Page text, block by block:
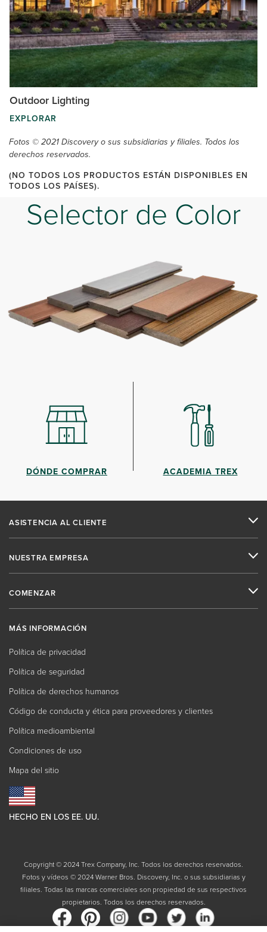
Outdoor Lighting
EXPLORAR
Fotos © 2021 Discovery o sus subsidiarias y filiales. Todos los
derechos reservados.
(NO TODOS LOS PRODUCTOS ESTÁN DISPONIBLES EN
TODOS LOS PAÍSES).
Selector de Color
DÓNDE COMPRAR ACADEMIA TREX
ASISTENCIA AL CLIENTE
NUESTRA EMPRESA
COMENZAR
MÁS INFORMACIÓN
Política de privacidad
Política de seguridad
Política de derechos humanos
Código de conducta y ética para proveedores y clientes
Política medioambiental
Condiciones de uso
Mapa del sitio
HECHO EN LOS EE. UU.
Copyright © 2024 Trex Company, Inc. Todos los derechos reservados.
Fotos y vídeos © 2024 Warner Bros. Discovery, Inc. o sus subsidiarias y
filiales. Todas las marcas comerciales son propiedad de sus respectivos
propietarios. Todos los derechos reservados.